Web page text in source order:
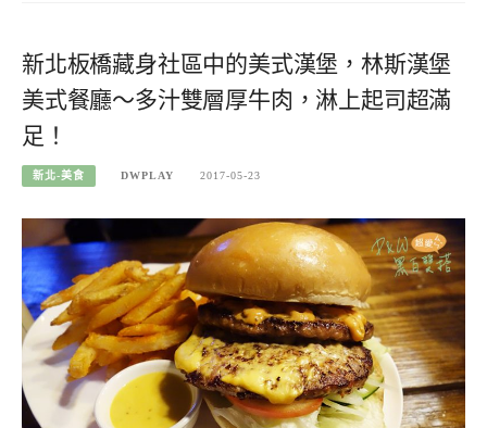
新北板橋藏身社區中的美式漢堡，林斯漢堡
美式餐廳～多汁雙層厚牛肉，淋上起司超滿
足！
新北-美食 DWPLAY 2017-05-23